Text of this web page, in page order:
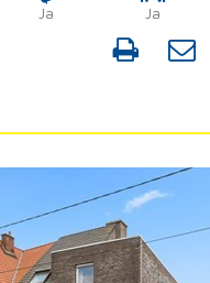
Ja Ja